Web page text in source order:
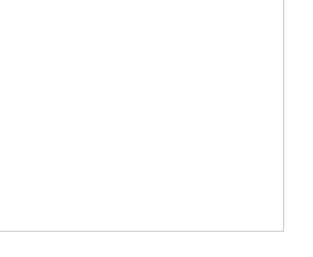
erfahren